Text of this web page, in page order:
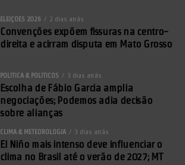
ELEIÇÕES 2026 2 dias atrás
Convenções expõem fissuras na centro-
direita e acirram disputa em Mato Grosso
POLÍTICA & POLÍTICOS 3 dias atrás
Escolha de Fábio Garcia amplia
negociações; Podemos adia decisão
sobre alianças
CLIMA & METEOROLOGIA 3 dias atrás
El Niño mais intenso deve influenciar o
clima no Brasil até o verão de 2027; MT